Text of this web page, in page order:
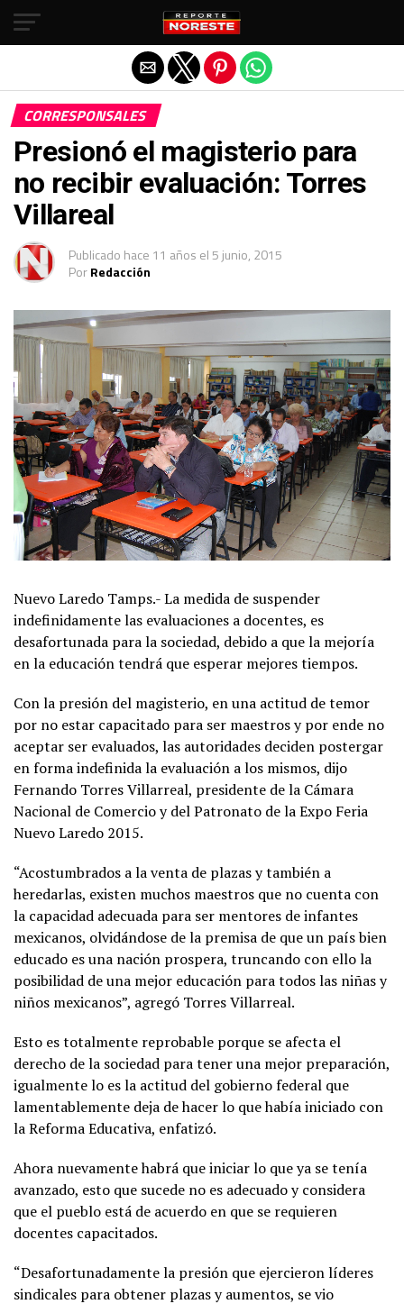
CORRESPONSALES
Presionó el magisterio para
no recibir evaluación: Torres
Villareal
Publicado hace 11 años el5 junio, 2015
PorRedacción
Nuevo Laredo Tamps.- La medida de suspender
indefinidamente las evaluaciones a docentes, es
desafortunada para la sociedad, debido a que la mejoría
en la educación tendrá que esperar mejores tiempos.
Con la presión del magisterio, en una actitud de temor
por no estar capacitado para ser maestros y por ende no
aceptar ser evaluados, las autoridades deciden postergar
en forma indefinida la evaluación a los mismos, dijo
Fernando Torres Villarreal, presidente de la Cámara
Nacional de Comercio y del Patronato de la Expo Feria
Nuevo Laredo 2015.
“Acostumbrados a la venta de plazas y también a
heredarlas, existen muchos maestros que no cuenta con
la capacidad adecuada para ser mentores de infantes
mexicanos, olvidándose de la premisa de que un país bien
educado es una nación prospera, truncando con ello la
posibilidad de una mejor educación para todos las niñas y
niños mexicanos”, agregó Torres Villarreal.
Esto es totalmente reprobable porque se afecta el
derecho de la sociedad para tener una mejor preparación,
igualmente lo es la actitud del gobierno federal que
lamentablemente deja de hacer lo que había iniciado con
la Reforma Educativa, enfatizó.
Ahora nuevamente habrá que iniciar lo que ya se tenía
avanzado, esto que sucede no es adecuado y considera
que el pueblo está de acuerdo en que se requieren
docentes capacitados.
“Desafortunadamente la presión que ejercieron líderes
sindicales para obtener plazas y aumentos, se vio
Salir de la versión móvil